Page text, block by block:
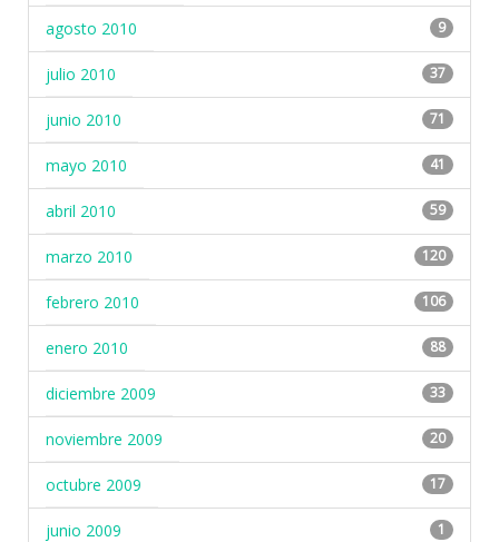
agosto 2010 9
julio 2010 37
junio 2010 71
mayo 2010 41
abril 2010 59
marzo 2010 120
febrero 2010 106
enero 2010 88
diciembre 2009 33
noviembre 2009 20
octubre 2009 17
junio 2009 1